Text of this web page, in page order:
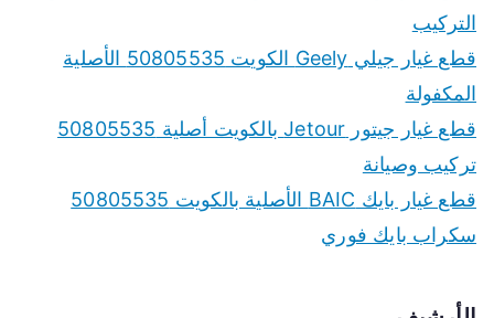
التركيب
قطع غيار جيلي Geely الكويت 50805535 الأصلية
المكفولة
قطع غيار جيتور Jetour بالكويت أصلية 50805535
تركيب وصيانة
قطع غيار بايك BAIC الأصلية بالكويت 50805535
سكراب بايك فوري